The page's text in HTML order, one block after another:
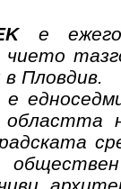
е
Пловдив.
е